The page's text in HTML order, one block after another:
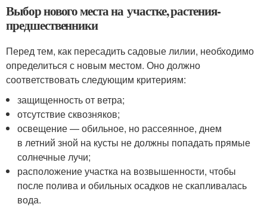
Выбор нового места на участке, растения-
предшественники
Перед тем, как пересадить садовые лилии, необходимо
определиться с новым местом. Оно должно
соответствовать следующим критериям:
защищенность от ветра;
отсутствие сквозняков;
освещение — обильное, но рассеянное, днем
в летний зной на кусты не должны попадать прямые
солнечные лучи;
расположение участка на возвышенности, чтобы
после полива и обильных осадков не скапливалась
вода.